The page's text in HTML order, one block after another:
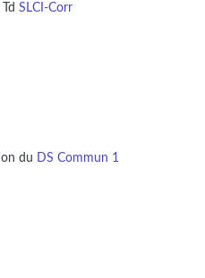
SLCI-Corr
du DS Commun 1